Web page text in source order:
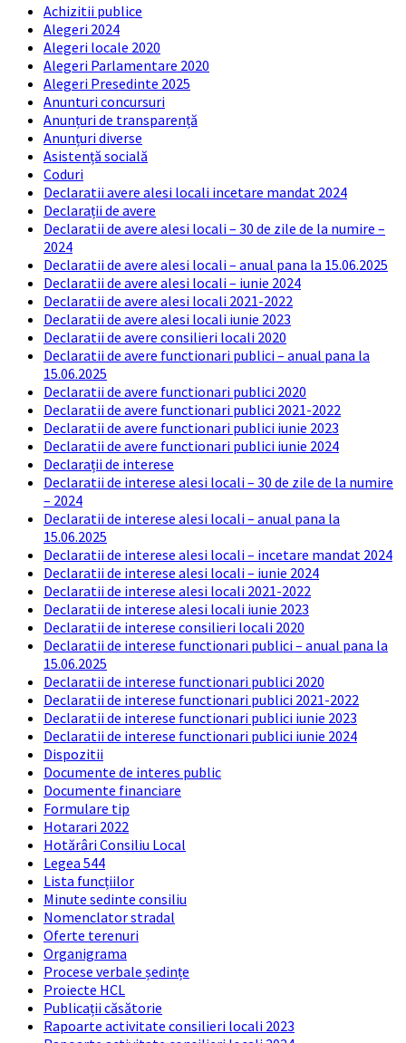
Achizitii publice
Alegeri 2024
Alegeri locale 2020
Alegeri Parlamentare 2020
Alegeri Presedinte 2025
Anunturi concursuri
Anunțuri de transparență
Anunțuri diverse
Asistență socială
Coduri
Declaratii avere alesi locali incetare mandat 2024
Declarații de avere
Declaratii de avere alesi locali – 30 de zile de la numire –
2024
Declaratii de avere alesi locali – anual pana la 15.06.2025
Declaratii de avere alesi locali – iunie 2024
Declaratii de avere alesi locali 2021-2022
Declaratii de avere alesi locali iunie 2023
Declaratii de avere consilieri locali 2020
Declaratii de avere functionari publici – anual pana la
15.06.2025
Declaratii de avere functionari publici 2020
Declaratii de avere functionari publici 2021-2022
Declaratii de avere functionari publici iunie 2023
Declaratii de avere functionari publici iunie 2024
Declarații de interese
Declaratii de interese alesi locali – 30 de zile de la numire
– 2024
Declaratii de interese alesi locali – anual pana la
15.06.2025
Declaratii de interese alesi locali – incetare mandat 2024
Declaratii de interese alesi locali – iunie 2024
Declaratii de interese alesi locali 2021-2022
Declaratii de interese alesi locali iunie 2023
Declaratii de interese consilieri locali 2020
Declaratii de interese functionari publici – anual pana la
15.06.2025
Declaratii de interese functionari publici 2020
Declaratii de interese functionari publici 2021-2022
Declaratii de interese functionari publici iunie 2023
Declaratii de interese functionari publici iunie 2024
Dispozitii
Documente de interes public
Documente financiare
Formulare tip
Hotarari 2022
Hotărâri Consiliu Local
Legea 544
Lista funcțiilor
Minute sedinte consiliu
Nomenclator stradal
Oferte terenuri
Organigrama
Procese verbale ședințe
Proiecte HCL
Publicații căsătorie
Rapoarte activitate consilieri locali 2023